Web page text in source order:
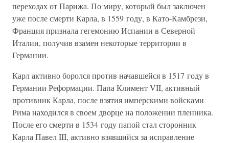
переходах от Парижа. По миру, который был заключен
уже после смерти Карла, в 1559 году, в Като-Камбрези,
Франция признала гегемонию Испании в Северной
Италии, получив взамен некоторые территории в
Германии.
Карл активно боролся против начавшейся в 1517 году в
Германии Реформации. Папа Климент VII, активный
противник Карла, после взятия имперскими войсками
Рима находился в своем дворце на положении пленника.
После его смерти в 1534 году папой стал сторонник
Карла Павел III, активно взявшийся за исправление